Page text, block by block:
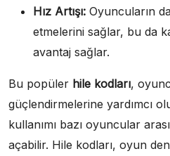
Hız Artışı: Oyuncuların
etmelerini sağlar, bu da
avantaj sağlar.
Bu popüler hile kodları,
güçlendirmelerine yardımcı
kullanımı bazı oyuncular
açabilir. Hile kodları, oyun